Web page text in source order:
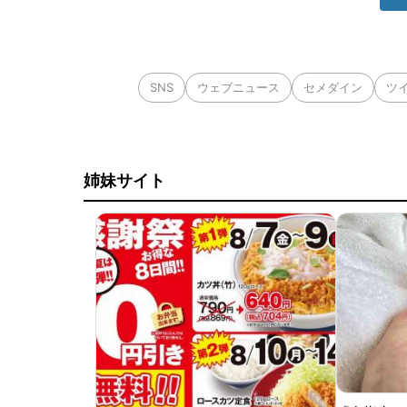
SNS ウェブニュース セメダイン ツ
姉妹サイト